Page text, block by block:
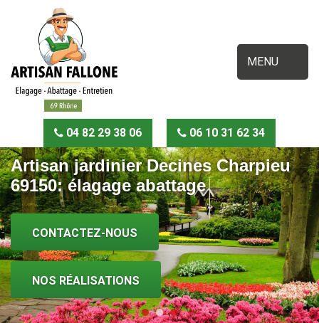
MENU
04 82 29 38 06 06 10 31 62 34
Artisan jardinier Decines Charpieu
69150: élagage abattage
CONTACTEZ-NOUS
NOS RÉALISATIONS